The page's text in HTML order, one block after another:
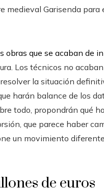
medieval Garisenda para
obras que se acaban de
Los técnicos no
la situación
harán balance de los
todo, propondrán qué
que parece haber
un movimiento
de euros